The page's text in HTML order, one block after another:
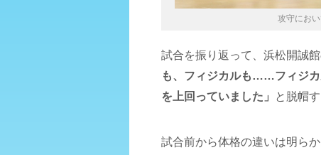
攻守にお
試合を振り返って、浜松開誠
も、フィジカルも……フィジカ
を上回っていました」
と脱帽す
試合前から体格の違いは明ら